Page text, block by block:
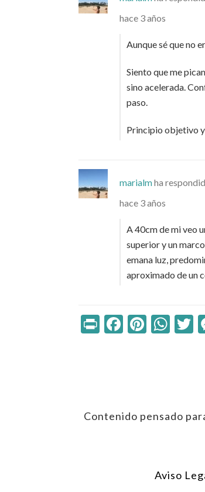
hace 3 años
Aunque sé que no
Siento que me
sino acelerada.
paso.
Principio objetivo
marialmha
hace 3 años
A 40cm de mi veo
superior y un
emana luz,
aproximado de un
PrintFacebook
Contenido pensado
Aviso